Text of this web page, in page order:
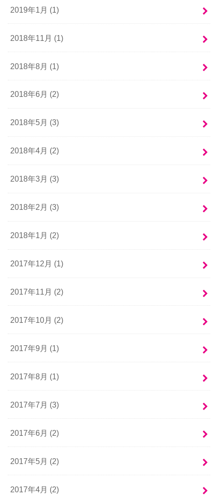
2019年1月 (1)
2018年11月 (1)
2018年8月 (1)
2018年6月 (2)
2018年5月 (3)
2018年4月 (2)
2018年3月 (3)
2018年2月 (3)
2018年1月 (2)
2017年12月 (1)
2017年11月 (2)
2017年10月 (2)
2017年9月 (1)
2017年8月 (1)
2017年7月 (3)
2017年6月 (2)
2017年5月 (2)
2017年4月 (2)